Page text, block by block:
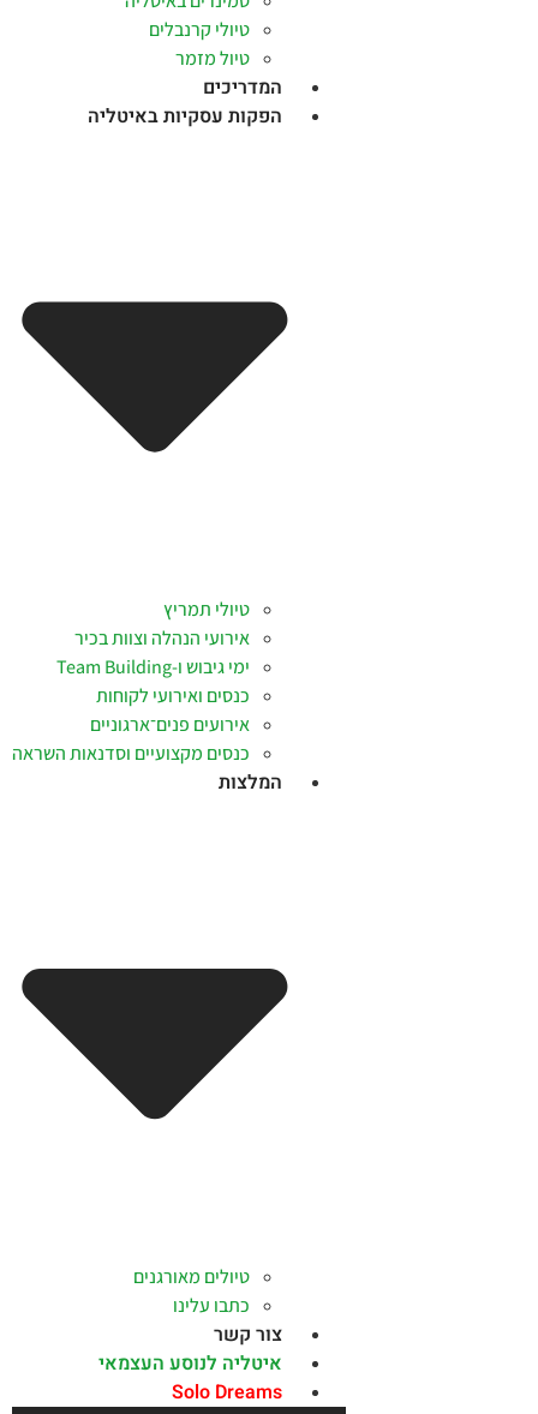
טיולי קרנבלים
טיול מזמר
המדריכים
הפקות עסקיות באיטליה
טיולי תמריץ
אירועי הנהלה וצוות בכיר
ימי גיבוש ו-Team Building
כנסים ואירועי לקוחות
אירועים פנים־ארגוניים
כנסים מקצועיים וסדנאות השראה
המלצות
טיולים מאורגנים
כתבו עלינו
צור קשר
איטליה לנוסע העצמאי
Solo Dreams